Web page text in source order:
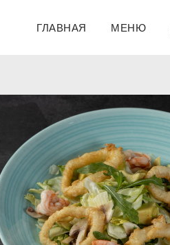
ГЛАВНАЯ МЕНЮ